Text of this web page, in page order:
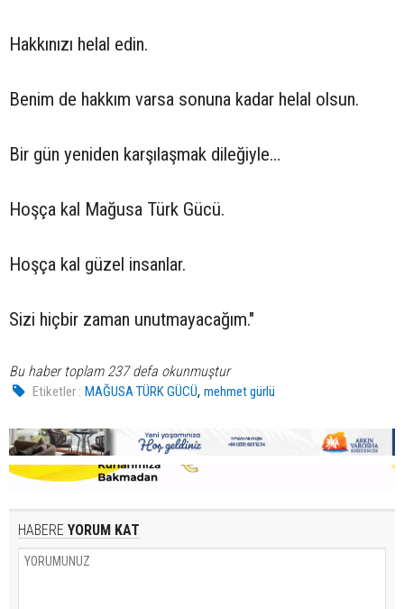
Hakkınızı helal edin.
Benim de hakkım varsa sonuna kadar helal olsun.
Bir gün yeniden karşılaşmak dileğiyle…
Hoşça kal Mağusa Türk Gücü.
Hoşça kal güzel insanlar.
Sizi hiçbir zaman unutmayacağım."
Bu haber toplam 237 defa okunmuştur
Etiketler : MAĞUSA TÜRK GÜCÜ,mehmet gürlü
HABERE YORUM KAT